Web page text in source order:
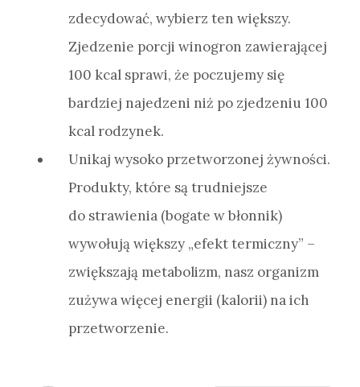
zdecydować, wybierz ten większy.
Zjedzenie porcji winogron zawierającej
100 kcal sprawi, że poczujemy się
bardziej najedzeni niż po zjedzeniu 100
kcal rodzynek.
Unikaj wysoko przetworzonej żywności.
Produkty, które są trudniejsze
do strawienia (bogate w błonnik)
wywołują większy „efekt termiczny” –
zwiększają metabolizm, nasz organizm
zużywa więcej energii (kalorii) na ich
przetworzenie.